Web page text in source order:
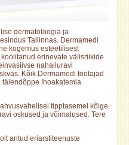
dermatoloogia ja
Tallinnas. Dermamedi
kogemus esteetilisest
erinevate välisriikide
nahailuravi
Kõik Dermamedi töötajad
Ihoakatemia
tipptasemel kõige
oskused ja võimalused. Tere
antud eriarstiteenuste